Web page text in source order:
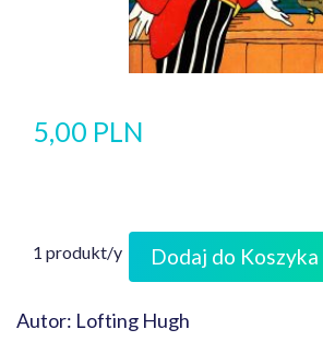
5,00 PLN
1 produkt/y Dodaj do Koszyka
Autor: Lofting Hugh